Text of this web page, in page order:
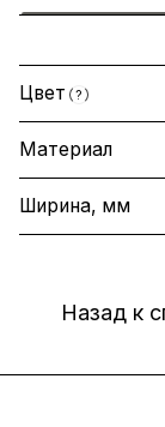
Цвет ?
Материал
Ширина, мм
Назад к